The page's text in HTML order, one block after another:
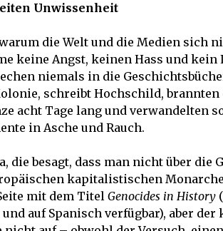
Unwissenheit
die Welt und die Medien sich
keine Angst, keinen Hass und kein
niemals in die
schreibt Hochschild,
acht Tage lang und verwandelten
in Asche und Rauch.
die besagt, dass man nicht über die
kapitalistischen
mit dem Titel Genocides in History
auf Spanisch verfügbar), aber